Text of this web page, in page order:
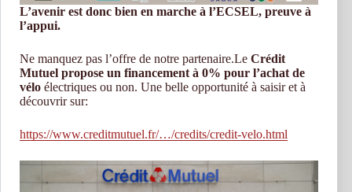
L’avenir est donc bien en marche à l’ECSEL, preuve à
l’appui.
Ne manquez pas l’offre de notre partenaire.Le Crédit
Mutuel propose un financement à 0% pour l’achat de
vélo électriques ou non. Une belle opportunité à saisir et à
découvrir sur:
https://www.creditmutuel.fr/…/credits/credit-velo.html